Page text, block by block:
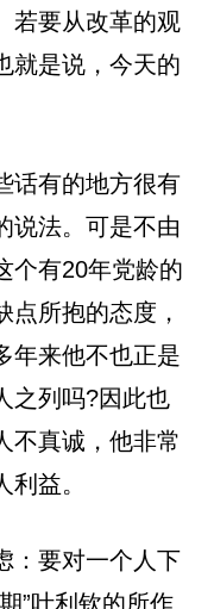
若要从改革的观
就是说，今天的
话有的地方很有
说法。可是不由
个有20年党龄的
点所抱的态度，
年来他不也正是
之列吗?因此也
不真诚，他非常
益。
：要对一个人下
”叶利钦的所作